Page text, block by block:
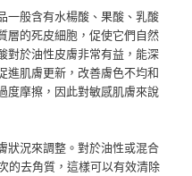
一般含有水楊酸、果酸、乳酸
層的死皮細胞，促使它們自然
對於油性皮膚非常有益，能深
進肌膚更新，改善膚色不均和
度摩擦，因此對敏感肌膚來說
狀況來調整。對於油性或混合
的去角質，這樣可以有效清除